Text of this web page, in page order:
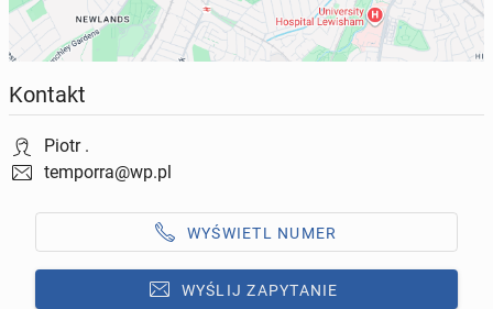
Kontakt
Piotr .
temporra@wp.pl
WYŚWIETL NUMER
WYŚLIJ ZAPYTANIE